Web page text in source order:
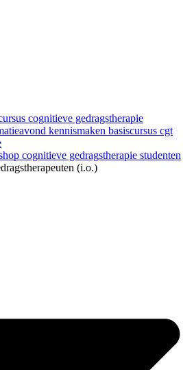
cognitieve gedragstherapie
kennismaken basiscursus cgt
cognitieve gedragstherapie studenten
(i.o.)